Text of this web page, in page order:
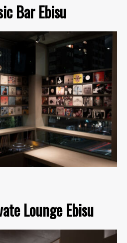
Bar Ebisu
Lounge Ebisu